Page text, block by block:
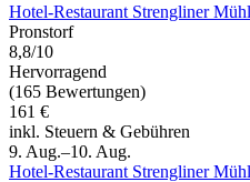
Hotel-Restaurant Strengliner
Pronstorf
8,8/10
Hervorragend
(165 Bewertungen)
161 €
inkl. Steuern & Gebühren
9. Aug.–10. Aug.
Hotel-Restaurant Strengliner